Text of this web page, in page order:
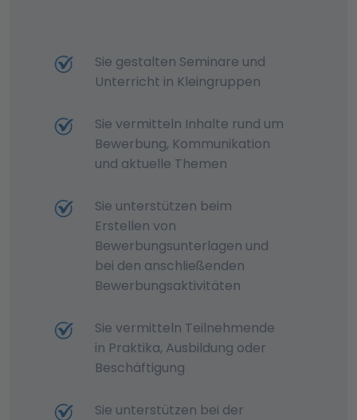
Sie gestalten Seminare und
Unterricht in Kleingruppen
Sie vermitteln Inhalte rund um
Bewerbung, Kommunikation
und aktuelle Themen
Sie unterstützen beim
Erstellen von
Bewerbungsunterlagen und
bei den anschließenden
Bewerbungsaktivitäten
Sie vermitteln Teilnehmende
in Praktika, Ausbildung oder
Beschäftigung
Sie unterstützen bei der